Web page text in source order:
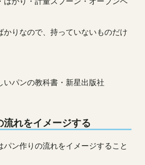
かりなので、持っていないものだけ
いパンの教科書・新星出版社
れをイメージする
パン作りの流れをイメージすること